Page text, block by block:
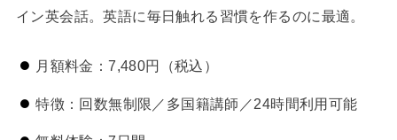
イン英会話。英語に毎日触れる習慣を作るのに最適。
月額料金：7,480円（税込）
特徴：回数無制限／多国籍講師／24時間利用可能